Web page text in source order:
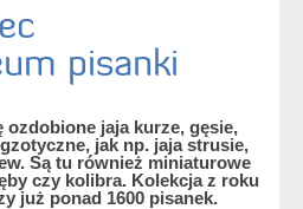
w muzeum pisanki
pisanki
ozdobione jaja kurze, gęsie,
jak np. jaja strusie,
Są tu również miniaturowe
czy kolibra. Kolekcja z roku
już ponad 1600 pisanek.